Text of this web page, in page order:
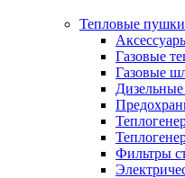
Тепловые пушки
Газовые
Газовые
Фильтры